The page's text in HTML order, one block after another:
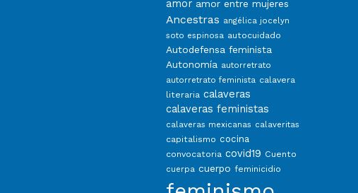
amor amor entre mujeres
Ancestras angélica jocelyn
soto espinosa autocuidado
Autodefensa feminista
Autonomía autorretrato
autorretrato feminista calavera
literaria calaveras
calaveras feministas
calaveras mexicanas calaveritas
capitalismo cocina
convocatoria covid19 Cuento
cuerpa cuerpo feminicidio